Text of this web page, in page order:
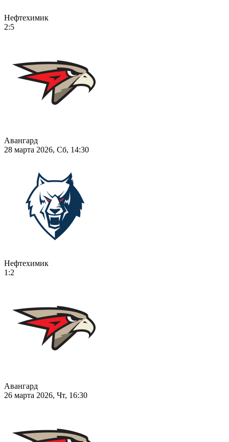
Нефтехимик
2:5
Авангард
28 марта 2026, Сб, 14:30
Нефтехимик
1:2
Авангард
26 марта 2026, Чт, 16:30